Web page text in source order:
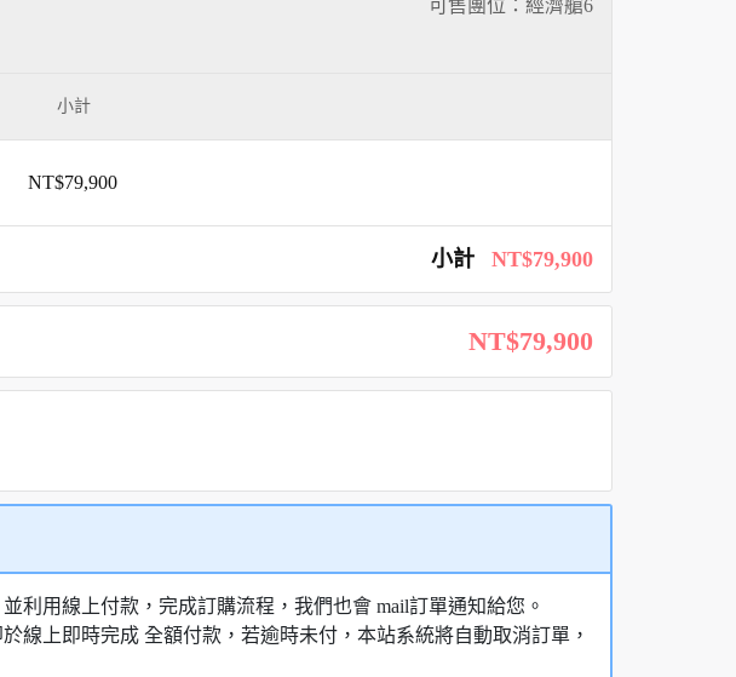
可售團位：經濟艙6
小計
NT$79,900
小計 NT$79,900
NT$79,900
利用線上付款，完成訂購流程，我們也會 mail訂單通知給您。
線上即時完成 全額付款，若逾時未付，本站系統將自動取消訂單，